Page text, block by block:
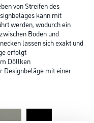
von Streifen des
kann mit
werden, wodurch ein
Boden und
lassen sich exakt und
erfolgt
Döllken
Designbeläge mit einer